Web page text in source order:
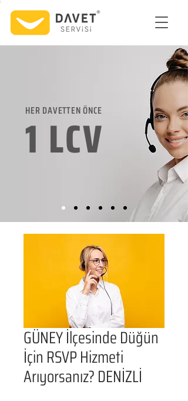
HER DAVETTEN ÖNCE
1 LCV
GÜNEY İlçesinde Düğün
İçin RSVP Hizmeti
Arıyorsanız? DENİZLİ